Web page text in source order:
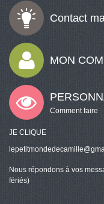
Contact
MON
Comment faire
JE CLIQUE
Nous répondons à vos
fériés)